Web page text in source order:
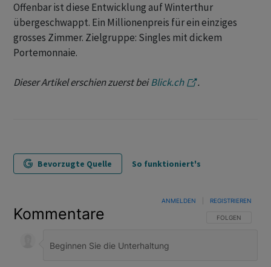
Offenbar ist diese Entwicklung auf Winterthur
übergeschwappt. Ein Millionenpreis für ein einziges
grosses Zimmer. Zielgruppe: Singles mit dickem
Portemonnaie.
Dieser Artikel erschien zuerst beiBlick.ch .
Bevorzugte Quelle So funktioniert's
Kommentare FOLGE DIESER
FOLGEN
ANMELDEN REGISTRIEREN